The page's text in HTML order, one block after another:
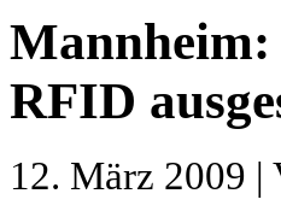
RFID
12. März 2009 |